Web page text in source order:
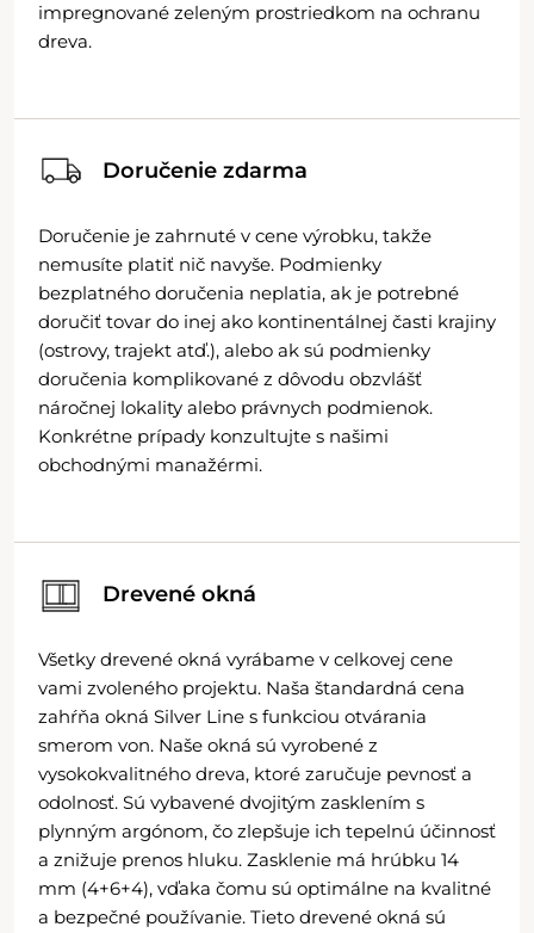
impregnované zeleným prostriedkom na ochranu
dreva.
Doručenie zdarma
Doručenie je zahrnuté v cene výrobku, takže
nemusíte platiť nič navyše. Podmienky
bezplatného doručenia neplatia, ak je potrebné
doručiť tovar do inej ako kontinentálnej časti krajiny
(ostrovy, trajekt atď.), alebo ak sú podmienky
doručenia komplikované z dôvodu obzvlášť
náročnej lokality alebo právnych podmienok.
Konkrétne prípady konzultujte s našimi
obchodnými manažérmi.
Drevené okná
Všetky drevené okná vyrábame v celkovej cene
vami zvoleného projektu. Naša štandardná cena
zahŕňa okná Silver Line s funkciou otvárania
smerom von. Naše okná sú vyrobené z
vysokokvalitného dreva, ktoré zaručuje pevnosť a
odolnosť. Sú vybavené dvojitým zasklením s
plynným argónom, čo zlepšuje ich tepelnú účinnosť
a znižuje prenos hluku. Zasklenie má hrúbku 14
mm (4+6+4), vďaka čomu sú optimálne na kvalitné
a bezpečné používanie. Tieto drevené okná sú